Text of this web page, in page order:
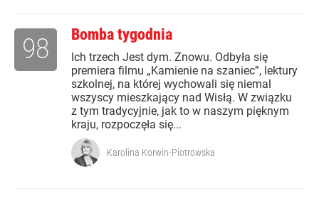
Bomba tygodnia
Ich trzech Jest dym. Znowu. Odbyła się
premiera filmu „Kamienie na szaniec”, lektury
szkolnej, na której wychowali się niemal
wszyscy mieszkający nad Wisłą. W związku
z tym tradycyjnie, jak to w naszym pięknym
kraju, rozpoczęła się...
98
Karolina Korwin-Piotrowska